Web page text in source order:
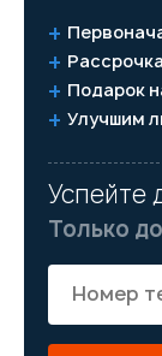
Подарок
Улучшим
Успейте
Только до